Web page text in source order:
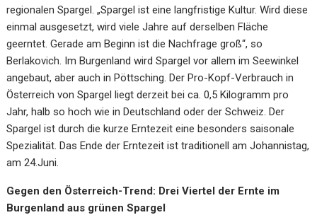
regionalen Spargel. „Spargel ist eine langfristige Kultur. Wird diese
einmal ausgesetzt, wird viele Jahre auf derselben Fläche
geerntet. Gerade am Beginn ist die Nachfrage groß“, so
Berlakovich. Im Burgenland wird Spargel vor allem im Seewinkel
angebaut, aber auch in Pöttsching. Der Pro-Kopf-Verbrauch in
Österreich von Spargel liegt derzeit bei ca. 0,5 Kilogramm pro
Jahr, halb so hoch wie in Deutschland oder der Schweiz. Der
Spargel ist durch die kurze Erntezeit eine besonders saisonale
Spezialität. Das Ende der Erntezeit ist traditionell am Johannistag,
am 24.Juni.
Gegen den Österreich-Trend: Drei Viertel der Ernte im
Burgenland aus grünen Spargel